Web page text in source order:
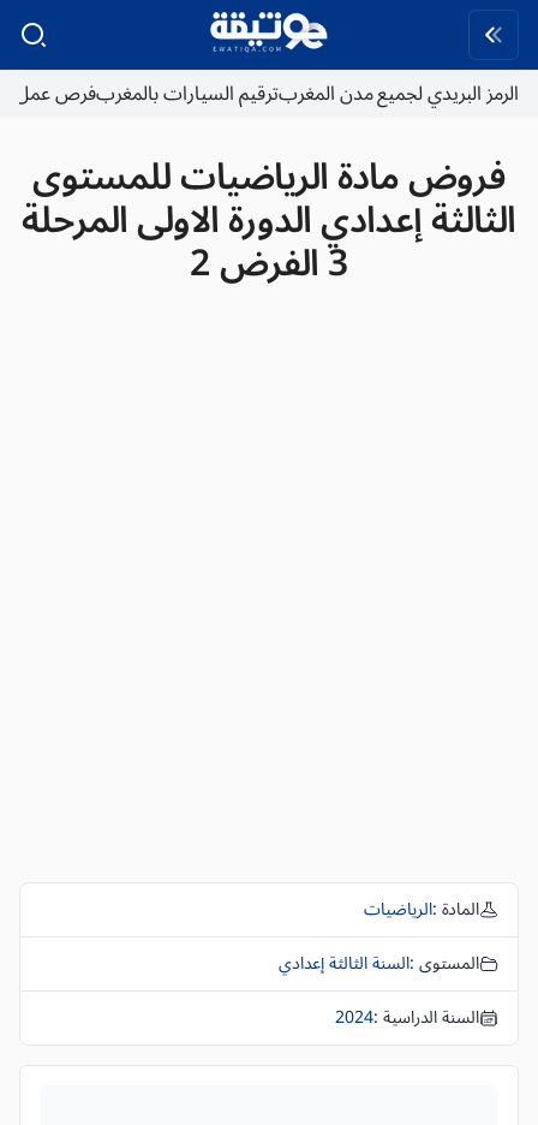
الرمز البريدي لجميع مدن المغربترقيم السيارات بالمغربفرص عمل
فروض مادة الرياضيات للمستوى
الثالثة إعدادي الدورة الاولى المرحلة
3 الفرض 2
المادة :الرياضيات
المستوى :السنة الثالثة إعدادي
السنة الدراسية :2024